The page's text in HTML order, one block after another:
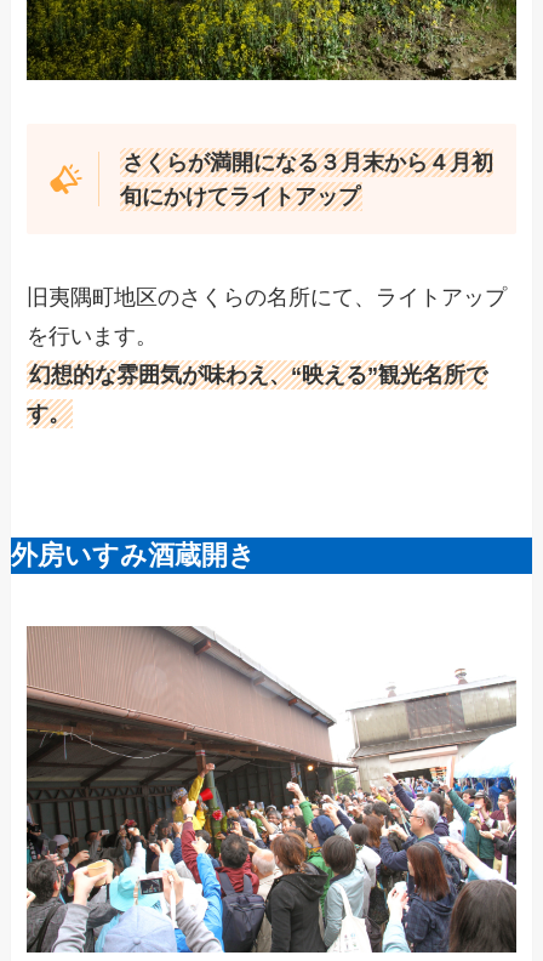
さくらが満開になる３月末から４月初
旬にかけてライトアップ
旧夷隅町地区のさくらの名所にて、ライトアップ
を行います。
幻想的な雰囲気が味わえ、“映える”観光名所で
す。
外房いすみ酒蔵開き